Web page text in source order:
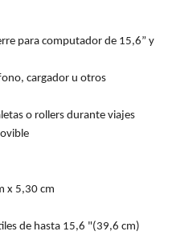
para computador de 15,6” y
cargador u otros
o rollers durante viajes
x 5,30 cm
de hasta 15,6 "(39,6 cm)